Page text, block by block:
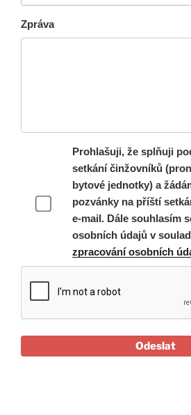
Zpráva
Prohlašuji, že splňuji
setkání činžovníků
bytové jednotky) a
pozvánky na příští
e-mail. Dále souhlasím
osobních údajů v
zpracování osobních
Odeslat